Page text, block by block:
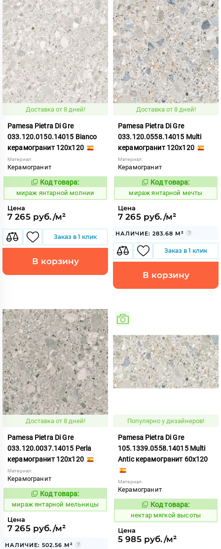
Доставка от 8 дней!
Pamesa Pietra Di Gre
033.120.0150.14015 Bianco
керамогранит 120x120
Материал:
Керамогранит
999803
Код товара:
мираж янтарной молнии
Цена
7 265 руб./м²
Заказ в 1 клик
В корзину
Доставка от 8 дней!
Pamesa Pietra Di Gre
033.120.0558.14015 Multi
керамогранит 120x120
Материал:
Керамогранит
999801
Код товара:
мираж янтарной мечты
Цена
7 265 руб./м²
НАЛИЧИЕ: 283.68 М²
Заказ в 1 клик
В корзину
Доставка от 8 дней!
Pamesa Pietra Di Gre
033.120.0037.14015 Perla
керамогранит 120x120
Материал:
Керамогранит
999799
Код товара:
мираж янтарной мельницы
Цена
7 265 руб./м²
НАЛИЧИЕ: 502.56 М²
Популярно у дизайнеров!
Pamesa Pietra Di Gre
105.1339.0558.14015 Multi
Antic керамогранит 60x120
Материал:
Керамогранит
1132632
Код товара:
нектар мягкой высоты
Цена
5 985 руб./м²